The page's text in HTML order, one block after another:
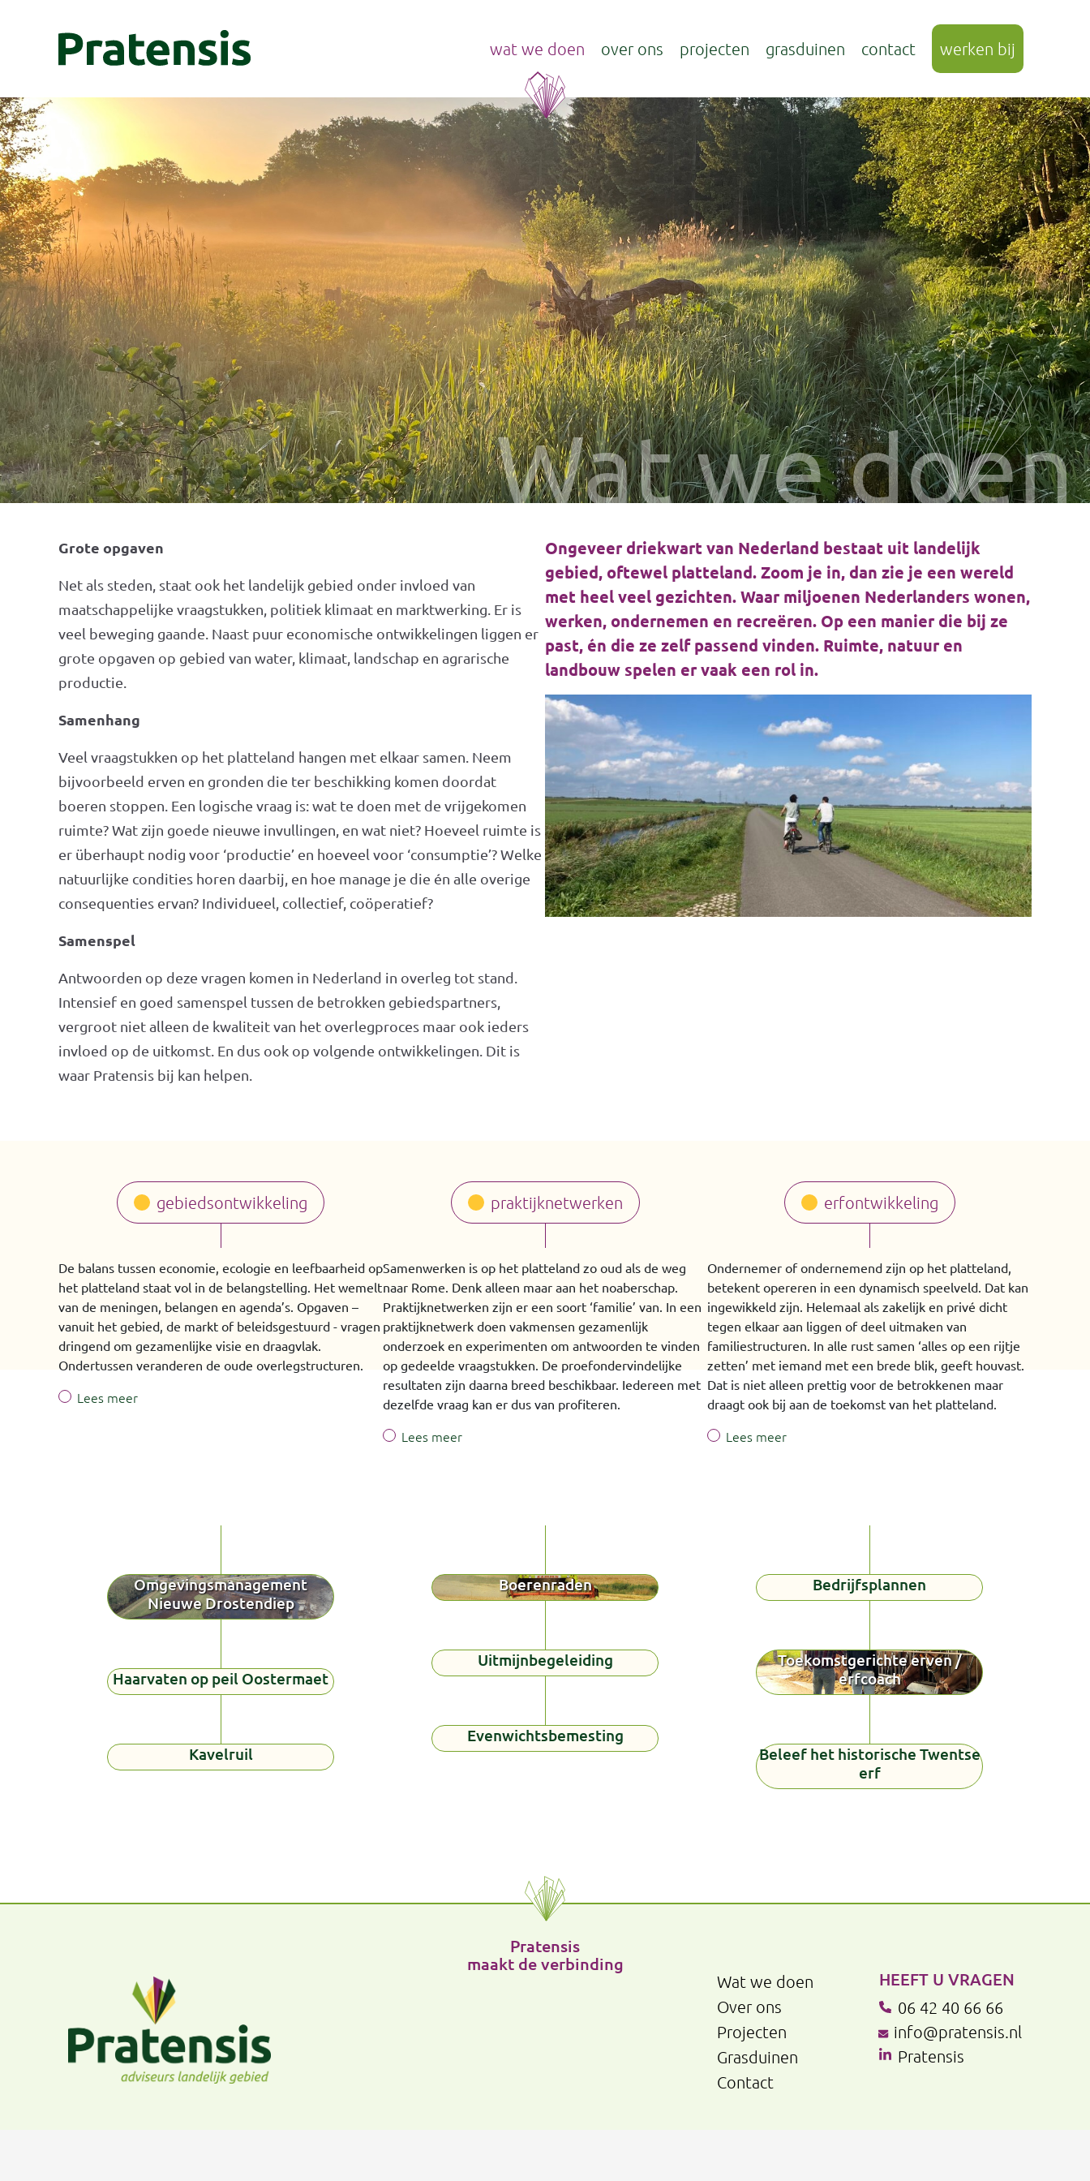
wat we doen over ons projecten grasduinen contact werken bij
Wat we doen
Grote opgaven
Net als steden, staat ook het landelijk gebied onder invloed van
maatschappelijke vraagstukken, politiek klimaat en marktwerking. Er is
veel beweging gaande. Naast puur economische ontwikkelingen liggen er
grote opgaven op gebied van water, klimaat, landschap en agrarische
productie.
Samenhang
Veel vraagstukken op het platteland hangen met elkaar samen. Neem
bijvoorbeeld erven en gronden die ter beschikking komen doordat
boeren stoppen. Een logische vraag is: wat te doen met de vrijgekomen
ruimte? Wat zijn goede nieuwe invullingen, en wat niet? Hoeveel ruimte is
er überhaupt nodig voor ‘productie’ en hoeveel voor ‘consumptie’? Welke
natuurlijke condities horen daarbij, en hoe manage je die én alle overige
consequenties ervan? Individueel, collectief, coöperatief?
Samenspel
Antwoorden op deze vragen komen in Nederland in overleg tot stand.
Intensief en goed samenspel tussen de betrokken gebiedspartners,
vergroot niet alleen de kwaliteit van het overlegproces maar ook ieders
invloed op de uitkomst. En dus ook op volgende ontwikkelingen. Dit is
waar Pratensis bij kan helpen.
Ongeveer driekwart van Nederland bestaat uit landelijk
gebied, oftewel platteland. Zoom je in, dan zie je een wereld
met heel veel gezichten. Waar miljoenen Nederlanders wonen,
werken, ondernemen en recreëren. Op een manier die bij ze
past, én die ze zelf passend vinden. Ruimte, natuur en
landbouw spelen er vaak een rol in.
gebiedsontwikkeling
De balans tussen economie, ecologie en leefbaarheid op
het platteland staat vol in de belangstelling. Het wemelt
van de meningen, belangen en agenda’s. Opgaven –
vanuit het gebied, de markt of beleidsgestuurd - vragen
dringend om gezamenlijke visie en draagvlak.
Ondertussen veranderen de oude overlegstructuren.
Lees meer
Omgevingsmanagement
Nieuwe Drostendiep
Haarvaten op peil Oostermaet
Kavelruil
praktijknetwerken
Samenwerken is op het platteland zo oud als de weg
naar Rome. Denk alleen maar aan het noaberschap.
Praktijknetwerken zijn er een soort ‘familie’ van. In een
praktijknetwerk doen vakmensen gezamenlijk
onderzoek en experimenten om antwoorden te vinden
op gedeelde vraagstukken. De proefondervindelijke
resultaten zijn daarna breed beschikbaar. Iedereen met
dezelfde vraag kan er dus van profiteren.
Lees meer
Boerenraden
Uitmijnbegeleiding
Evenwichtsbemesting
erfontwikkeling
Ondernemer of ondernemend zijn op het platteland,
betekent opereren in een dynamisch speelveld. Dat kan
ingewikkeld zijn. Helemaal als zakelijk en privé dicht
tegen elkaar aan liggen of deel uitmaken van
familiestructuren. In alle rust samen ‘alles op een rijtje
zetten’ met iemand met een brede blik, geeft houvast.
Dat is niet alleen prettig voor de betrokkenen maar
draagt ook bij aan de toekomst van het platteland.
Lees meer
Bedrijfsplannen
Toekomstgerichte erven /
erfcoach
Beleef het historische Twentse
erf
Pratensis
maakt de verbinding
Wat we doen
Over ons
Projecten
Grasduinen
Contact
HEEFT U VRAGEN
06 42 40 66 66
info@pratensis.nl
Pratensis